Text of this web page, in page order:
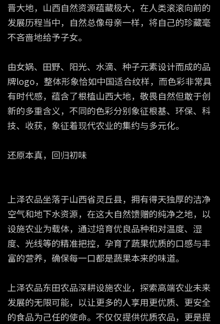
晋大地，山西自然资源蕴藏极大，在人类滚滚向前的
发展历程当中，自然总像母亲一样，将自己的珍藏毫
不吝啬地给予子女。
由女娲、田野、阳光、水滴、种子元素设计而成的品
牌logo，整体形象恰如中国适合纹样，而色彩非常具
有时代感，蕴含了根植山西大地，敬畏自然但敢于创
新的多重含义，不同的色彩分别象征根基、环保、科
技、收获，象征着现代农业的集约与多元化。
还原本真，回归初味
上泽农品坐落于山西省灵丘县，拥有得天独厚的洁净
空气和地下水资源，在这大自然馈赠的纯净之地，以
设施农业为载体，通过培育优良品种和对温度、湿
度、光线等的精准把控，孕育了蔬果优质的口感与丰
富的营养，确保每一口都是蔬果本来的味道。
上泽农品东田农品深耕设施农业，探索高端农业未来
发展的无限可能，以让更多的人享用更优质、更安全
的食品为己任的使命。不仅仅提供优质农品，更是提